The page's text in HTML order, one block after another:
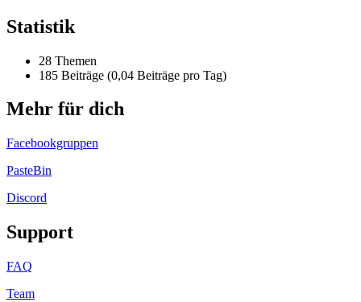
Statistik
28 Themen
185 Beiträge (0,04 Beiträge pro Tag)
Mehr für dich
Facebookgruppen
PasteBin
Discord
Support
FAQ
Team